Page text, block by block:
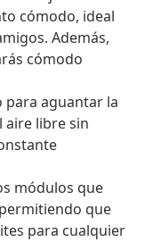
cómodo, ideal
Además,
cómodo
para aguantar la
aire libre sin
módulos que
que
para cualquier